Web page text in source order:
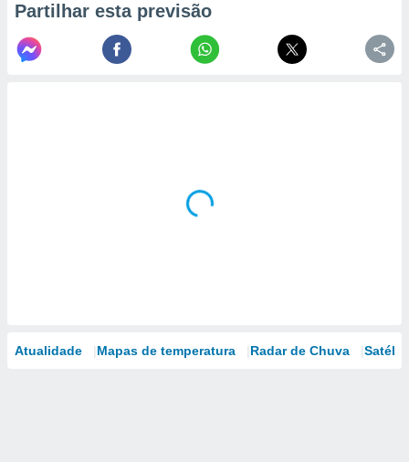
Partilhar esta previsão
Atualidade Mapas de temperatura Radar de Chuva